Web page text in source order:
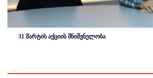
31 მარტის აქციის მნიშვნელობა